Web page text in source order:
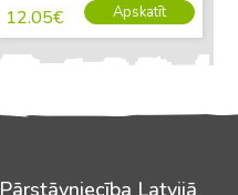
12.05€ Apskatīt
Pārstāvniecība Latvijā